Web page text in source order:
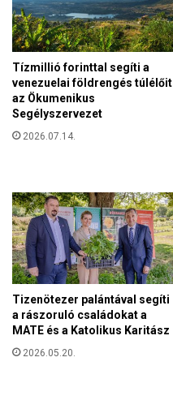
m
i
s
s
i
o
n
u
s
a
"
!
(
V
I
D
E
ő
n
i
,
s
ü
s
s
r
i
t
!
Tízmillió forinttal segíti a
venezuelai földrengés túlélőit
az Ökumenikus
Segélyszervezet
2026.07.14.
Tizenötezer palántával segíti
a rászoruló családokat a
MATE és a Katolikus Karitász
2026.05.20.